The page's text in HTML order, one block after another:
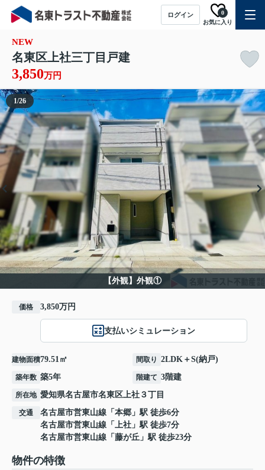
ログイン
お気に入り
0
NEW
名東区上社三丁目戸建
3,850万円
【外観】外観①
1/26
価格 3,850万円
支払いシミュレーション
建物面積79.51㎡ 間取り 2LDK＋S(納戸)
築年数 築5年 階建て 3階建
所在地 愛知県名古屋市名東区上社 ３丁目
交通 名古屋市営東山線 「 本郷 」駅 徒歩6分
名古屋市営東山線 「 上社 」駅 徒歩7分
名古屋市営東山線 「 藤が丘 」駅 徒歩23分
物件の特徴